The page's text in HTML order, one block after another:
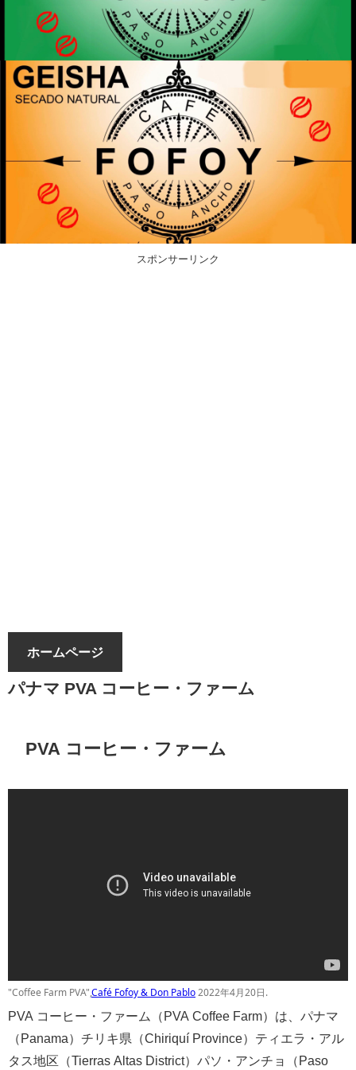
スポンサーリンク
ホームページ
パナマ PVA コーヒー・ファーム
PVA コーヒー・ファーム
"Coffee Farm PVA",Café Fofoy & Don Pablo2022年4月20日.
PVA コーヒー・ファーム（PVA Coffee Farm）は、パナマ
（Panama）チリキ県（Chiriquí Province）ティエラ・アル
タス地区（Tierras Altas District）パソ・アンチョ（Paso